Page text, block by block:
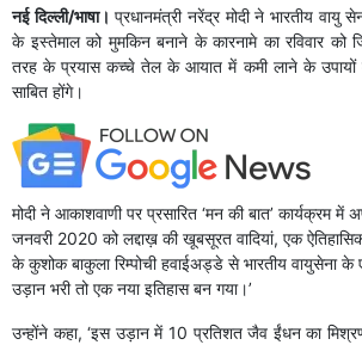
नई दिल्ली/भाषा। प्रधानमंत्री नरेंद्र मोदी ने भारतीय
के इस्तेमाल को मुमकिन बनाने के कारनामे का रविवार
तरह के प्रयास कच्चे तेल के आयात में कमी लाने के उपायों
साबित होंगे।
मोदी ने आकाशवाणी पर प्रसारित ‘मन की बात’ कार्यक्रम में
जनवरी 2020 को लद्दाख़ की खूबसूरत वादियां, एक
के कुशोक बाकुला रिम्पोची हवाईअड्डे से भारतीय वायुसेना
उड़ान भरी तो एक नया इतिहास बन गया।’
उन्होंने कहा, ‘इस उड़ान में 10 प्रतिशत जैव ईंधन का